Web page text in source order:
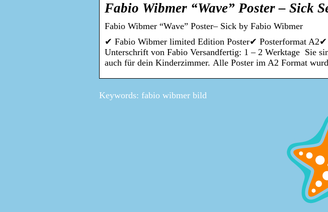
Fabio Wibmer “Wave” Poster – Sick
Fabio Wibmer “Wave” Poster– Sick by Fabio Wibmer
✔ Fabio Wibmer limited Edition Poster✔ Posterformat
Unterschrift von Fabio Versandfertig: 1 – 2 Werktage Sie
auch für dein Kinderzimmer. Alle Poster im A2 Format
Keywords: fabio wibmer bild